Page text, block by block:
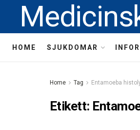
HOME SJUKDOMAR
Home Tag Entamoeba
Etikett: